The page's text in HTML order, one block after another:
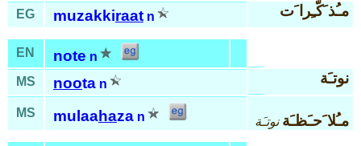
EG
muzakkiraat n مـُذ َكّـِرا َت
EN note n
MS
noota n نوتـَة
MS mulaahaza n مـُلا َحـَظـَة نوتـَة